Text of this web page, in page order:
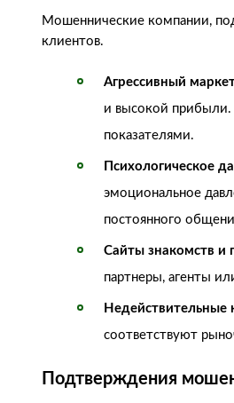
Мошеннические компании,
клиентов.
Агрессивный
и высокой прибыли.
показателями.
Психологическое
эмоциональное
постоянного
Сайты знакомств и
партнеры, агенты
Недействительные
соответствуют
Подтверждения